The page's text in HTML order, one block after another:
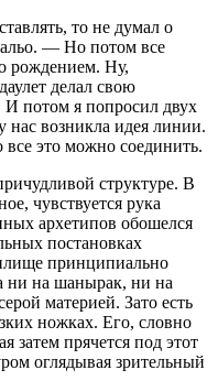
то не думал о
— Но потом все
рождением. Ну,
делал свою
И потом я попросил двух
нас возникла идея линии.
это можно соединить.
структуре. В
чувствуется рука
архетипов обошелся
постановках
принципиально
ни на шанырак, ни на
материей. Зато есть
ножках. Его, словно
затем прячется под этот
оглядывая зрительный